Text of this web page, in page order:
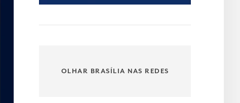
OLHAR BRASÍLIA NAS REDES